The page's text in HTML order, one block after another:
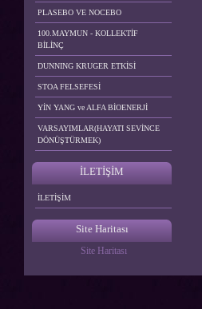
PLASEBO VE NOCEBO
100.MAYMUN - KOLLEKTİF
BİLİNÇ
DUNNING KRUGER ETKİSİ
STOA FELSEFESİ
YİN YANG ve ALFA BİOENERJİ
VARSAYIMLAR(HAYATI SEVİNCE
DÖNÜŞTÜRMEK)
İLETİŞİM
İLETİŞİM
Site Haritası
Site Haritası